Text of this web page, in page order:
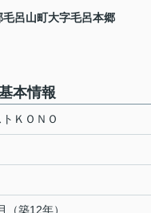
毛呂山町大字毛呂本郷
本情報
ＫＯＮＯ
（築12年）